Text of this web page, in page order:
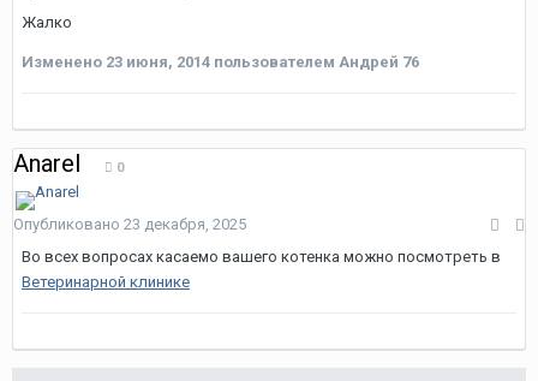
Жалко
Изменено 23 июня, 2014 пользователем Андрей 76
Anarel 0
Опубликовано 23 декабря, 2025
Во всех вопросах касаемо вашего котенка можно посмотреть в
Ветеринарной клинике